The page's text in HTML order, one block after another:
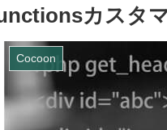
カスタ
Cocoon